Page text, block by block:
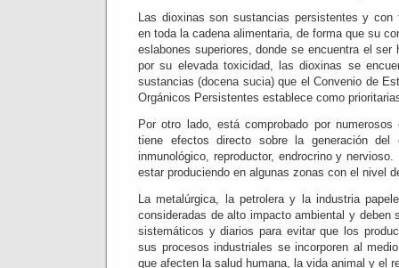
Las dioxinas son sustancias persistentes y con
en toda la cadena alimentaria, de forma que su
eslabones superiores, donde se encuentra el
por su elevada toxicidad, las dioxinas se
sustancias (docena sucia) que el Convenio de
Orgánicos Persistentes establece como
Por otro lado, está comprobado por
tiene efectos directo sobre la generación del
inmunológico, reproductor, endrocrino y
estar produciendo en algunas zonas con el nivel
La metalúrgica, la petrolera y la industria
consideradas de alto impacto ambiental y deben
sistemáticos y diarios para evitar que los
sus procesos industriales se incorporen al
que afecten la salud humana, la vida animal y el